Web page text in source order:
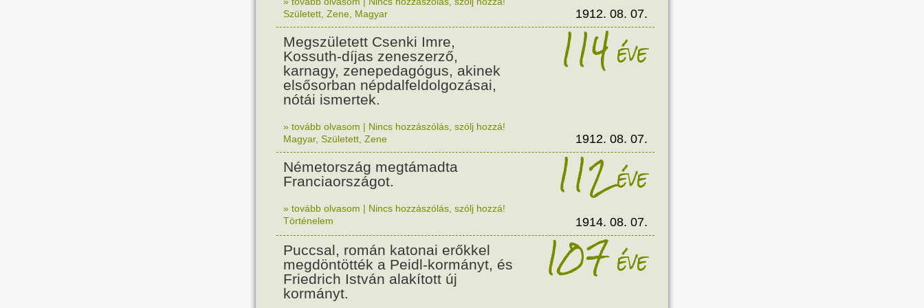
Született Zene Magyar 1912. 08. 07.
Megszületett Csenki Imre,
Kossuth-díjas zeneszerző,
karnagy, zenepedagógus, akinek
elsősorban népdalfeldolgozásai,
nótái ismertek.
114éve
» tovább olvasom | Nincs hozzászólás, szólj hozzá!
Magyar, Született Zene 1912. 08. 07.
Németország megtámadta
Franciaországot.
112éve
» tovább olvasom | Nincs hozzászólás, szólj hozzá!
Történelem
1914. 08. 07.
Puccsal, román katonai erőkkel
megdöntötték a Peidl-kormányt, és
Friedrich István alakított új
kormányt.
107éve